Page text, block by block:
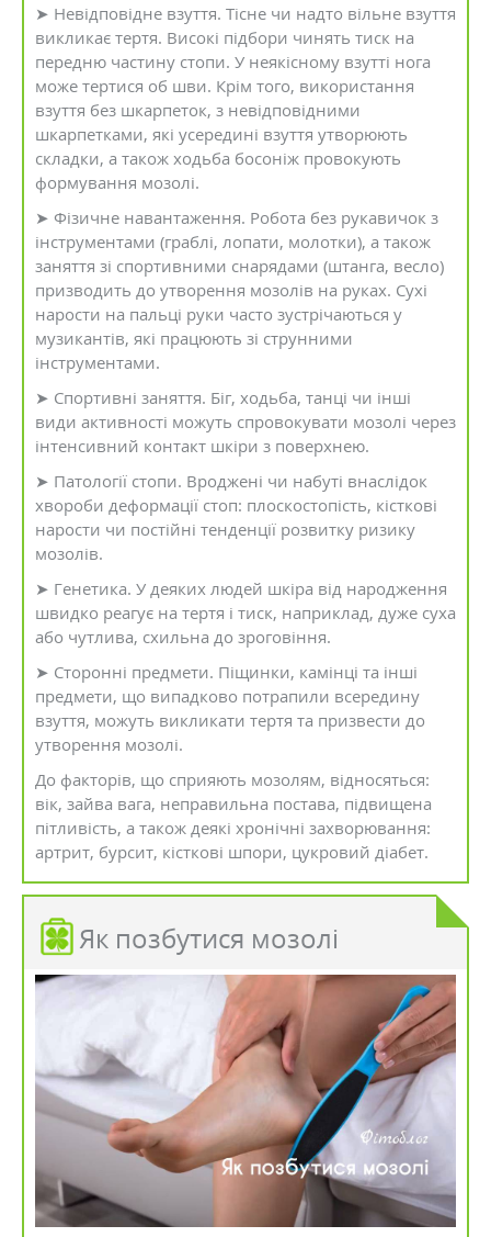
➤ Невідповідне взуття. Тісне чи надто вільне взуття
викликає тертя. Високі підбори чинять тиск на
передню частину стопи. У неякісному взутті нога
може тертися об шви. Крім того, використання
взуття без шкарпеток, з невідповідними
шкарпетками, які усередині взуття утворюють
складки, а також ходьба босоніж провокують
формування мозолі.
➤ Фізичне навантаження. Робота без рукавичок з
інструментами (граблі, лопати, молотки), а також
заняття зі спортивними снарядами (штанга, весло)
призводить до утворення мозолів на руках. Сухі
нарости на пальці руки часто зустрічаються у
музикантів, які працюють зі струнними
інструментами.
➤ Спортивні заняття. Біг, ходьба, танці чи інші
види активності можуть спровокувати мозолі через
інтенсивний контакт шкіри з поверхнею.
➤ Патології стопи. Вроджені чи набуті внаслідок
хвороби деформації стоп: плоскостопість, кісткові
нарости чи постійні тенденції розвитку ризику
мозолів.
➤ Генетика. У деяких людей шкіра від народження
швидко реагує на тертя і тиск, наприклад, дуже суха
або чутлива, схильна до зроговіння.
➤ Сторонні предмети. Піщинки, камінці та інші
предмети, що випадково потрапили всередину
взуття, можуть викликати тертя та призвести до
утворення мозолі.
До факторів, що сприяють мозолям, відносяться:
вік, зайва вага, неправильна постава, підвищена
пітливість, а також деякі хронічні захворювання:
артрит, бурсит, кісткові шпори, цукровий діабет.
Як позбутися мозолі